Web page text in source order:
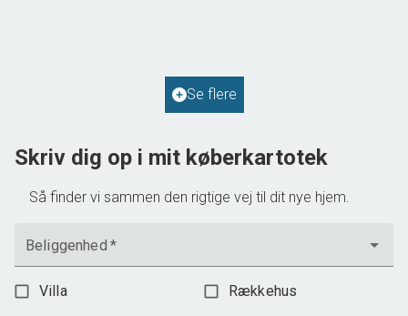
Se flere
Skriv dig op i mit køberkartotek
Så finder vi sammen den rigtige vej til dit nye hjem.
Beliggenhed *
Villa
Rækkehus